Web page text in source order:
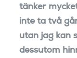
tänker
inte ta två
utan jag kan
dessutom